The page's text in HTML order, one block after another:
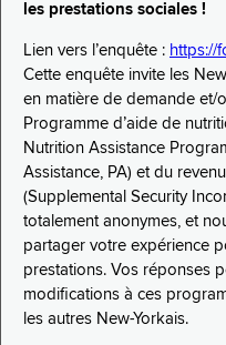
les prestations sociales !
Lien vers l’enquête : https://
Cette enquête invite les
en matière de demande et/
Programme d’aide de
Nutrition Assistance
Assistance, PA) et du
(Supplemental Security
totalement anonymes, et
partager votre expérience
prestations. Vos réponses
modifications à ces
les autres New-Yorkais.